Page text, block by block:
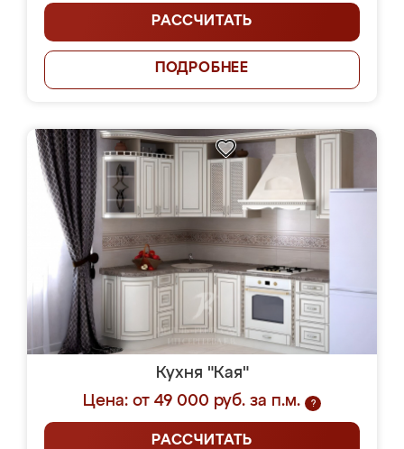
РАССЧИТАТЬ
ПОДРОБНЕЕ
Кухня "Кая"
Цена: от 49 000 руб. за п.м.
?
РАССЧИТАТЬ